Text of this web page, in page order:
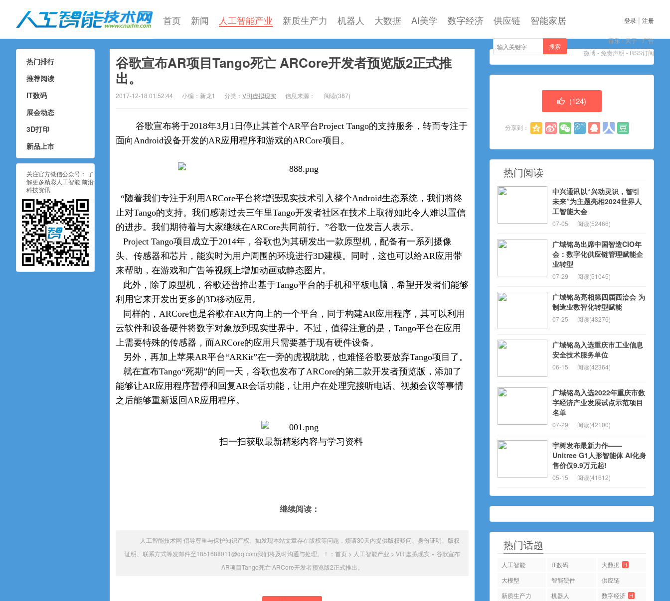
人工智能技术网
首页 新闻 人工智能产业 新质生产力 机器人 大数据 AI美学 数字经济 供应链 智能家居 登录 | 注册
音乐-关于-广告
微博 - 免责声明 - RSS订阅
搜索
谷歌宣布AR项目Tango死亡 ARCore开发者预览版2正式推
出。
2017-12-18 01:52:44 小编：新龙1 分类： VR|虚拟现实 信息来源： 阅读(387)
谷歌宣布将于2018年3月1日停止其首个AR平台Project Tango的支持服务，转而专注于
面向Android设备开发的AR应用程序和游戏的ARCore项目。
“随着我们专注于利用ARCore平台将增强现实技术引入整个Android生态系统，我们将终
止对Tango的支持。我们感谢过去三年里Tango开发者社区在技术上取得如此令人难以置信
的进步。我们期待着与大家继续在ARCore共同前行。”谷歌一位发言人表示。
Project Tango项目成立于2014年，谷歌也为其研发出一款原型机，配备有一系列摄像
头、传感器和芯片，能实时为用户周围的环境进行3D建模。同时，这也可以给AR应用带
来帮助，在游戏和广告等视频上增加动画或静态图片。
此外，除了原型机，谷歌还曾推出基于Tango平台的手机和平板电脑，希望开发者们能够
利用它来开发出更多的3D移动应用。
同样的，ARCore也是谷歌在AR方向上的一个平台，同于构建AR应用程序，其可以利用
云软件和设备硬件将数字对象放到现实世界中。不过，值得注意的是，Tango平台在应用
上需要特殊的传感器，而ARCore的应用只需要基于现有硬件设备。
另外，再加上苹果AR平台“ARKit”在一旁的虎视眈眈，也难怪谷歌要放弃Tango项目了。
就在宣布Tango“死期”的同一天，谷歌也发布了ARCore的第二款开发者预览版，添加了
能够让AR应用程序暂停和回复AR会话功能，让用户在处理完接听电话、视频会议等事情
之后能够重新返回AR应用程序。
扫一扫获取最新精彩内容与学习资料
继续阅读：
人工智能技术网 倡导尊重与保护知识产权。如发现本站文章存在版权等问题，烦请30天内提供版权疑问、身份证明、版权
证明、联系方式等发邮件至1851688011@qq.com我们将及时沟通与处理。！： 首页> 人工智能产业 > VR|虚拟现实 » 谷歌宣布
AR项目Tango死亡 ARCore开发者预览版2正式推出。
热门排行
推荐阅读
IT数码
展会动态
3D打印
新品上市
关注官方微信公众号： 了
解更多精彩人工智能 前沿
科技资讯
(124)
分享到：
热门阅读
中兴通讯以“兴动灵识，智引
未来”为主题亮相2024世界人
工智能大会
07-05 阅读(52466)
广域铭岛出席中国智造CIO年
会：数字化供应链管理赋能企
业转型
07-29 阅读(51045)
广域铭岛亮相第四届西洽会 为
制造业数智化转型赋能
07-25 阅读(43276)
广域铭岛入选重庆市工业信息
安全技术服务单位
06-15 阅读(42364)
广域铭岛入选2022年重庆市数
字经济产业发展试点示范项目
名单
07-29 阅读(42100)
宇树发布最新力作——
Unitree G1人形智能体 AI化身
售价仅9.9万元起!
05-15 阅读(41612)
热门话题
人工智能 IT数码 大数据 H
大模型
智能硬件
供应链
新质生产力
机器人 数字经济 H